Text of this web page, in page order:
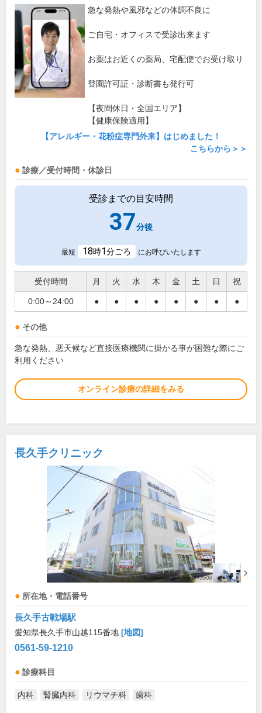
急な発熱や風邪などの体調不良に
ご自宅・オフィスで受診出来ます
お薬はお近くの薬局、宅配便でお受け取り
登園許可証・診断書も発行可
【夜間休日・全国エリア】
【健康保険適用】
【アレルギー・花粉症専門外来】はじめました！
こちらから＞＞
診療／受付時間・休診日
受診までの目安時間
37分後
最短 18時1分ごろ にお呼びいたします
受付時間 月 火 水 木 金 土 日 祝
0:00～24:00 ● ● ● ● ● ● ● ●
その他
急な発熱、悪天候など直接医療機関に掛かる事が困難な際にご
利用ください
オンライン診療の詳細をみる
長久手クリニック
所在地・電話番号
長久手古戦場駅
愛知県長久手市山越115番地 [地図]
0561-59-1210
診療科目
内科 腎臓内科 リウマチ科 歯科